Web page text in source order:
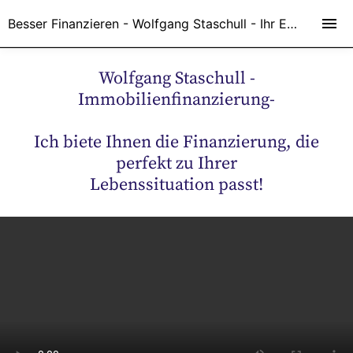
Wolfgang Staschull -
Immobilienfinanzierung-
Ich biete Ihnen die Finanzierung, die
perfekt zu Ihrer
Lebenssituation passt!
Besser Finanzieren - Wolfgang Staschull - Ihr Experte in Sachen Finanzen